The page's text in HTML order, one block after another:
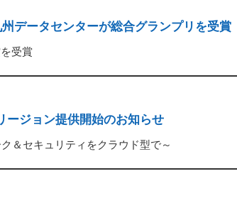
データセンターが総合グランプリを受賞
受賞
ージョン提供開始のお知らせ
＆セキュリティをクラウド型で～